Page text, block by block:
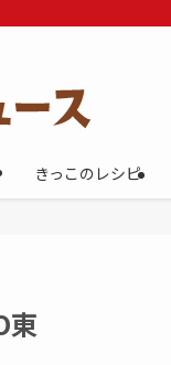
きっこのレシピ
東